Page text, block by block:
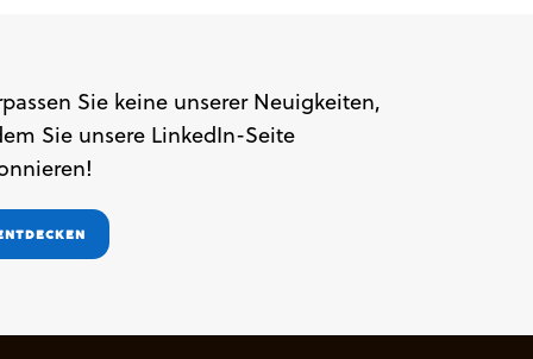
Sie keine unserer Neuigkeiten,
Sie unsere LinkedIn-Seite